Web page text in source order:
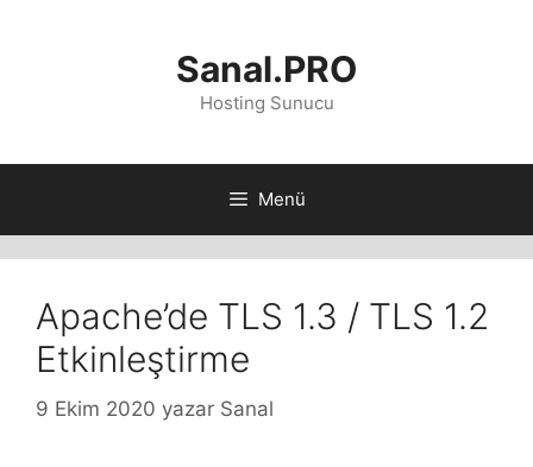
Sanal.PRO
Hosting Sunucu
Menü
Apache’de TLS 1.3 / TLS 1.2
Etkinleştirme
9 Ekim 2020 yazar Sanal